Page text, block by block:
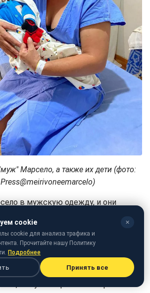
Марсело, а также их дети (фото:
в мужскую одежду, и они
Недавно она рассказала своим
мужчина пошел под иглу и сделал
их детей.
Мейривон заставили
что у женщины есть проблемы
cookie ✕
cookie для анализа трафика и
Прочитайте нашу Политику
Подробнее
Принять все